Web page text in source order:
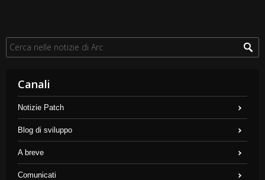
Canali
Notizie Patch
Blog di sviluppo
A breve
Comunicati